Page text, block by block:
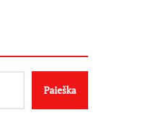
Paieška